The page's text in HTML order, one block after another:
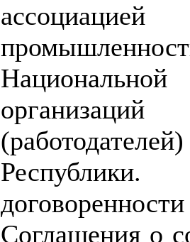
организаций
Соглашения о